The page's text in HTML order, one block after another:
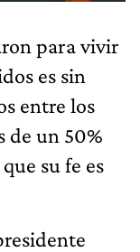
para vivir
es sin
entre los
de un 50%
su fe es